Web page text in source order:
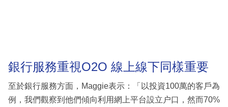
銀行服務重視O2O 線上線下同樣重要
至於銀行服務方面，Maggie表示：「以投資100萬的客戶為
例，我們觀察到他們傾向利用網上平台設立户口，然而70%